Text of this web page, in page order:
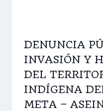
DENUNCIA
INVASIÓN Y
DEL
INDÍGENA
META –